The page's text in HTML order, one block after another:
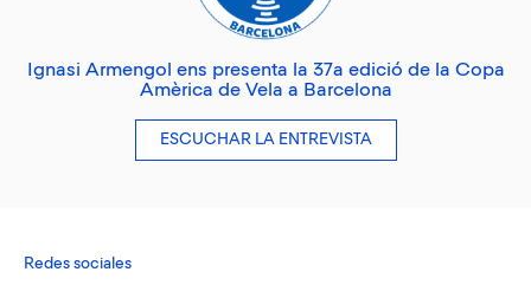
Ignasi Armengol ens presenta la 37a edició de la Copa
Amèrica de Vela a Barcelona
ESCUCHAR LA ENTREVISTA
Redes sociales